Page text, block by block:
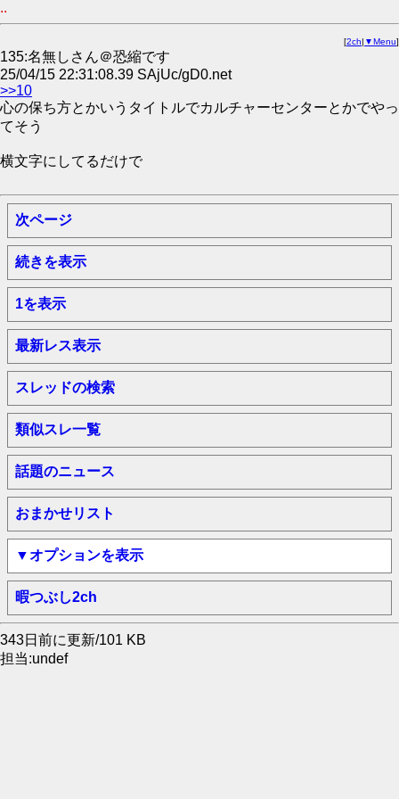
..
[2ch| ▼Menu]
135:名無しさん＠恐縮です
25/04/15 22:31:08.39 SAjUc/gD0.net
>>10
心の保ち方とかいうタイトルでカルチャーセンターとかでやっ
てそう
横文字にしてるだけで
次ページ
続きを表示
1を表示
最新レス表示
スレッドの検索
類似スレ一覧
話題のニュース
おまかせリスト
▼オプションを表示
暇つぶし2ch
343日前に更新/101 KB
担当:undef